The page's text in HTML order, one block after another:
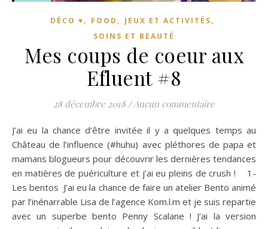
DÉCO ♥, FOOD , JEUX ET ACTIVITÉS,
SOINS ET BEAUTÉ
Mes coups de coeur aux
Efluent #8
28 décembre 2018 /Aucun commentaire
J’ai eu la chance d’être invitée il y a quelques temps au
Château de l’influence (#huhu) avec pléthores de papa et
mamans blogueurs pour découvrir les dernières tendances
en matières de puériculture et j’ai eu pleins de crush ! 1-
Les bentos J’ai eu la chance de faire un atelier Bento animé
par l’inénarrable Lisa de l’agence Kom.l.m et je suis repartie
avec un superbe bento Penny Scalane ! J’ai la version